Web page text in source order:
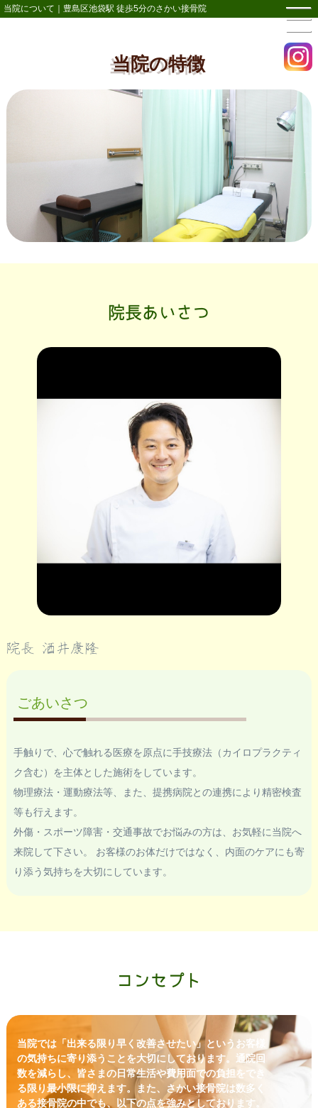
当院について｜豊島区池袋駅 徒歩5分のさかい接骨院
当院の特徴
院長あいさつ
院長 酒井康隆
ごあいさつ
手触りで、心で触れる医療を原点に手技療法（カイロプラクティ
ク含む）を主体とした施術をしています。
物理療法・運動療法等、また、提携病院との連携により精密検査
等も行えます。
外傷・スポーツ障害・交通事故でお悩みの方は、お気軽に当院へ
来院して下さい。 お客様のお体だけではなく、内面のケアにも寄
り添う気持ちを大切にしています。
コンセプト
当院では「出来る限り早く改善させたい」というお客様
の気持ちに寄り添うことを大切にしております。通院回
数を減らし、皆さまの日常生活や費用面での負担をでき
る限り最小限に抑えます。また、さかい接骨院は数多く
ある接骨院の中でも、以下の点を強みとしております。